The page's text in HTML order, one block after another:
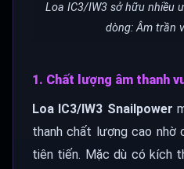
Loa IC3/IW3 sở hữu nhiều
dòng: Âm trần
1. Chất lượng âm thanh
Loa IC3/IW3 Snailpower
thanh chất lượng cao nhờ
tiên tiến. Mặc dù có kích